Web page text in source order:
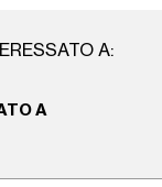
A:
A